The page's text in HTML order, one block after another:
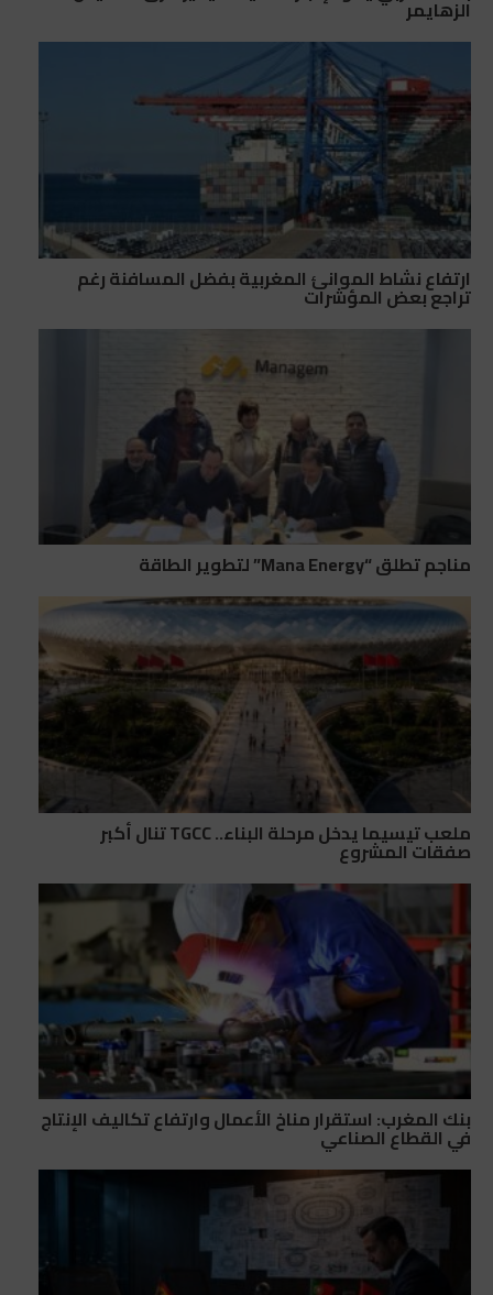
الزهايمر
ارتفاع نشاط الموانئ المغربية بفضل المسافنة رغم
تراجع بعض المؤشرات
مناجم تطلق “Mana Energy” لتطوير الطاقة
ملعب تيسيما يدخل مرحلة البناء.. TGCC تنال أكبر
صفقات المشروع
بنك المغرب: استقرار مناخ الأعمال وارتفاع تكاليف الإنتاج
في القطاع الصناعي